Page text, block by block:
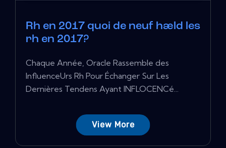
Rh en 2017 quoi de neuf hæld les
rh en 2017?
Chaque Année, Oracle Rassemble des
InfluenceUrs Rh Pour Échanger Sur Les
Dernières Tendens Ayant INFLOCENCé...
View More